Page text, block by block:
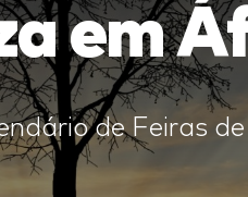
em
de Feiras